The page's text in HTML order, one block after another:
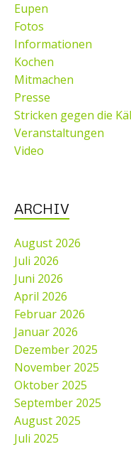
Eupen
Fotos
Informationen
Kochen
Mitmachen
Presse
Stricken gegen die
Veranstaltungen
Video
ARCHIV
August 2026
Juli 2026
Juni 2026
April 2026
Februar 2026
Januar 2026
Dezember 2025
November 2025
Oktober 2025
September 2025
August 2025
Juli 2025